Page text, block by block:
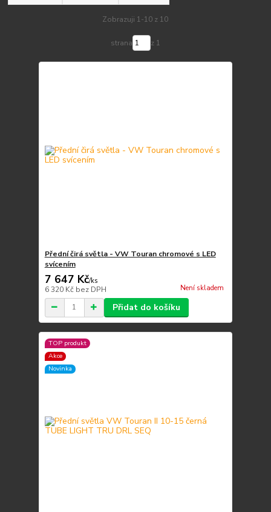
Zobrazuji 1-10 z 10
strana z 1
Přední čirá světla - VW Touran chromové s LED
svícením
7 647 Kč/ks
6 320 Kč bez DPH Není skladem
Přidat do košíku
TOP produkt
Akce
Novinka